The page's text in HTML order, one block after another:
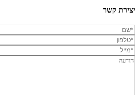
יצירת קשר